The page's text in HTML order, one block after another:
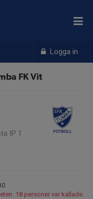
Logga in
FK Vit
IP 1
18 personer var kallade.